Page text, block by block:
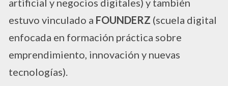
artificial y negocios digitales) y también
estuvo vinculado a FOUNDERZ (scuela digital
enfocada en formación práctica sobre
emprendimiento, innovación y nuevas
tecnologías).